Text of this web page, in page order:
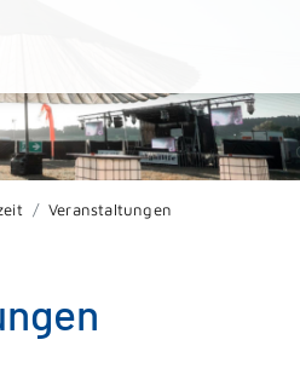
Veranstaltungen